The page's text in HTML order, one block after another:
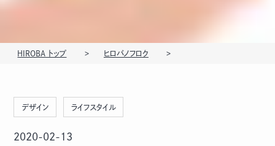
HIROBA トップ ヒロバノフロク
デザイン ライフスタイル
2020-02-13